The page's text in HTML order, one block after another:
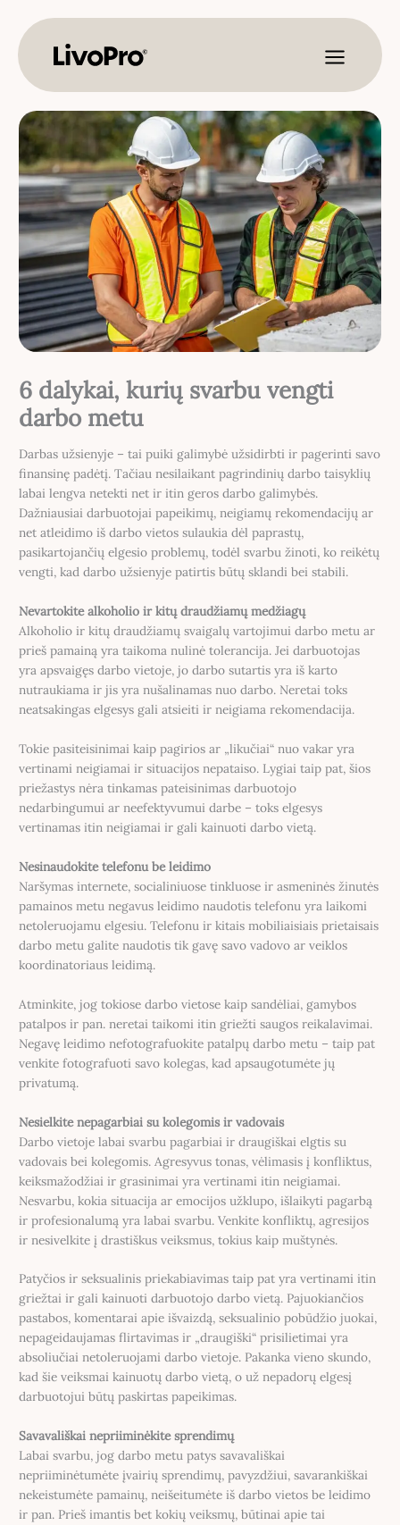
turinio
6 dalykai, kurių svarbu vengti
darbo metu
Darbas užsienyje – tai puiki galimybė užsidirbti ir pagerinti savo
finansinę padėtį. Tačiau nesilaikant pagrindinių darbo taisyklių
labai lengva netekti net ir itin geros darbo galimybės.
Dažniausiai darbuotojai papeikimų, neigiamų rekomendacijų ar
net atleidimo iš darbo vietos sulaukia dėl paprastų,
pasikartojančių elgesio problemų, todėl svarbu žinoti, ko reikėtų
vengti, kad darbo užsienyje patirtis būtų sklandi bei stabili.
Nevartokite alkoholio ir kitų draudžiamų medžiagų
Alkoholio ir kitų draudžiamų svaigalų vartojimui darbo metu ar
prieš pamainą yra taikoma nulinė tolerancija. Jei darbuotojas
yra apsvaigęs darbo vietoje, jo darbo sutartis yra iš karto
nutraukiama ir jis yra nušalinamas nuo darbo. Neretai toks
neatsakingas elgesys gali atsieiti ir neigiama rekomendacija.
Tokie pasiteisinimai kaip pagirios ar „likučiai“ nuo vakar yra
vertinami neigiamai ir situacijos nepataiso. Lygiai taip pat, šios
priežastys nėra tinkamas pateisinimas darbuotojo
nedarbingumui ar neefektyvumui darbe – toks elgesys
vertinamas itin neigiamai ir gali kainuoti darbo vietą.
Nesinaudokite telefonu be leidimo
Naršymas internete, socialiniuose tinkluose ir asmeninės žinutės
pamainos metu negavus leidimo naudotis telefonu yra laikomi
netoleruojamu elgesiu. Telefonu ir kitais mobiliaisiais prietaisais
darbo metu galite naudotis tik gavę savo vadovo ar veiklos
koordinatoriaus leidimą.
Atminkite, jog tokiose darbo vietose kaip sandėliai, gamybos
patalpos ir pan. neretai taikomi itin griežti saugos reikalavimai.
Negavę leidimo nefotografuokite patalpų darbo metu – taip pat
venkite fotografuoti savo kolegas, kad apsaugotumėte jų
privatumą.
Nesielkite nepagarbiai su kolegomis ir vadovais
Darbo vietoje labai svarbu pagarbiai ir draugiškai elgtis su
vadovais bei kolegomis. Agresyvus tonas, vėlimasis į konfliktus,
keiksmažodžiai ir grasinimai yra vertinami itin neigiamai.
Nesvarbu, kokia situacija ar emocijos užklupo, išlaikyti pagarbą
ir profesionalumą yra labai svarbu. Venkite konfliktų, agresijos
ir nesivelkite į drastiškus veiksmus, tokius kaip muštynės.
Patyčios ir seksualinis priekabiavimas taip pat yra vertinami itin
griežtai ir gali kainuoti darbuotojo darbo vietą. Pajuokiančios
pastabos, komentarai apie išvaizdą, seksualinio pobūdžio juokai,
nepageidaujamas flirtavimas ir „draugiški“ prisilietimai yra
absoliučiai netoleruojami darbo vietoje. Pakanka vieno skundo,
kad šie veiksmai kainuotų darbo vietą, o už nepadorų elgesį
darbuotojui būtų paskirtas papeikimas.
Savavališkai nepriiminėkite sprendimų
Labai svarbu, jog darbo metu patys savavališkai
nepriiminėtumėte įvairių sprendimų, pavyzdžiui, savarankiškai
nekeistumėte pamainų, neišeitumėte iš darbo vietos be leidimo
ir pan. Prieš imantis bet kokių veiksmų, būtinai apie tai